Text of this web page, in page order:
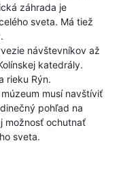
záhrada je
sveta. Má tiež
návštevníkov až
katedrály.
rieku Rýn.
musí navštíviť
pohľad na
možnosť ochutnať
sveta.